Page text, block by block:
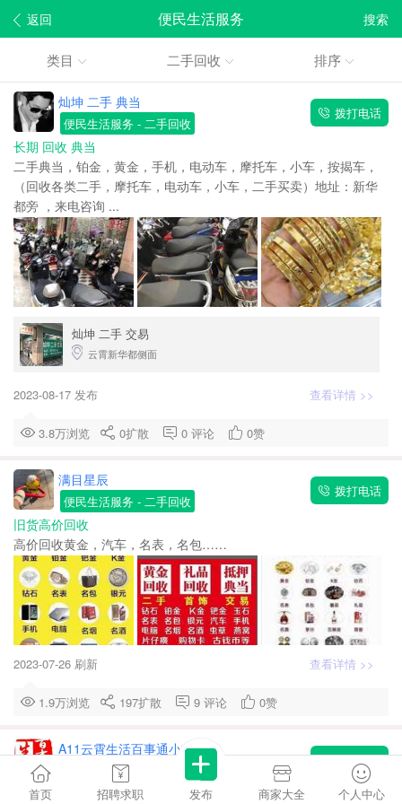
返回 搜索
便民生活服务
类目 二手回收 排序
灿坤 二手 典当
便民生活服务 - 二手回收
拨打电话
长期 回收 典当
二手典当，铂金，黄金，手机，电动车，摩托车，小车，按揭车，
（回收各类二手，摩托车，电动车，小车，二手买卖）地址：新华
都旁 ，来电咨询 ...
灿坤 二手 交易
云霄新华都侧面
2023-08-17 发布 查看详情 >>
3.8万浏览 0扩散 0 评论 0赞
满目星辰
便民生活服务 - 二手回收
拨打电话
旧货高价回收
高价回收黄金，汽车，名表，名包……
2023-07-26 刷新 查看详情 >>
1.9万浏览 197扩散 9 评论 0赞
A11云霄生活百事通小方
便民生活服务
拨打电话
年底了大家不要旧衣服，包包，鞋子，被子可以叫我上门回收17759
首页 招聘求职 发布 商家大全 个人中心